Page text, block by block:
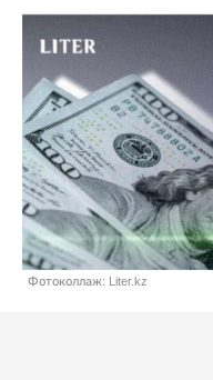
Фотоколлаж: Liter.kz